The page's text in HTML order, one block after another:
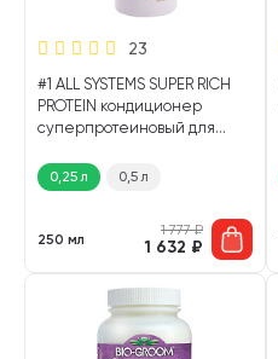
23
#1 ALL SYSTEMS SUPER RICH
PROTEIN кондиционер
суперпротеиновый для
0,25 л 0,5 л
250 мл
1 777₽
1 632 ₽